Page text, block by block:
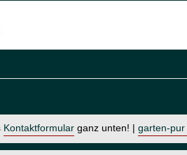
Kontaktformular ganz unten! | garten-pur